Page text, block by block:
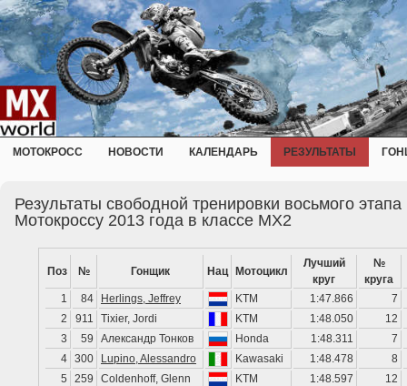
МОТОКРОСС НОВОСТИ КАЛЕНДАРЬ РЕЗУЛЬТАТЫ
Результаты свободной тренировки восьмого
Мотокроссу 2013 года в классе MX2
Поз № Гонщик Нац Мотоцикл
Лучший
круг
№
круга
1
84 Herlings, Jeffrey KTM 1:47.866
7
2
911 Tixier, Jordi KTM 1:48.050
12
3
59 Александр Тонков Honda 1:48.311
7
4 300 Lupino, Alessandro Kawasaki 1:48.478
8
5
259 Coldenhoff, Glenn KTM 1:48.597
12